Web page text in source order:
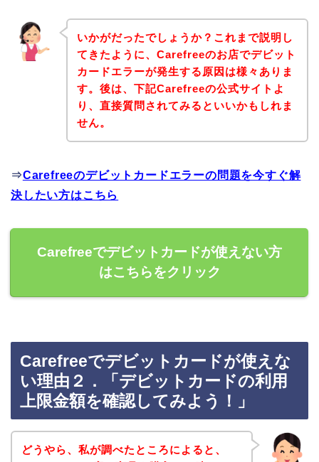
いかがだったでしょうか？これまで説明し
てきたように、Carefreeのお店でデビット
カードエラーが発生する原因は様々ありま
す。後は、下記Carefreeの公式サイトよ
り、直接質問されてみるといいかもしれま
せん。
⇒Carefreeのデビットカードエラーの問題を今すぐ解
決したい方はこちら
Carefreeでデビットカードが使えない方
はこちらをクリック
Carefreeでデビットカードが使えな
い理由２．「デビットカードの利用
上限金額を確認してみよう！」
どうやら、私が調べたところによると、